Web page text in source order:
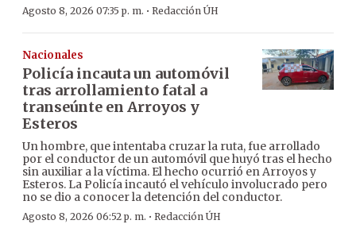
Agosto 8, 2026 07:35 p. m. · Redacción ÚH
Nacionales
Policía incauta un automóvil
tras arrollamiento fatal a
transeúnte en Arroyos y
Esteros
Un hombre, que intentaba cruzar la ruta, fue arrollado
por el conductor de un automóvil que huyó tras el hecho
sin auxiliar a la víctima. El hecho ocurrió en Arroyos y
Esteros. La Policía incautó el vehículo involucrado pero
no se dio a conocer la detención del conductor.
Agosto 8, 2026 06:52 p. m. · Redacción ÚH